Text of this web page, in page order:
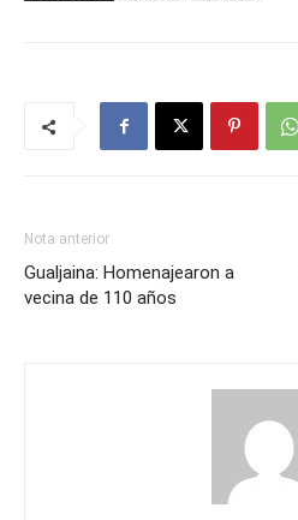
Nota anterior
Gualjaina: Homenajearon a
vecina de 110 años